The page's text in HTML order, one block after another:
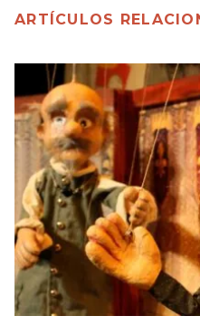
ARTÍCULOS